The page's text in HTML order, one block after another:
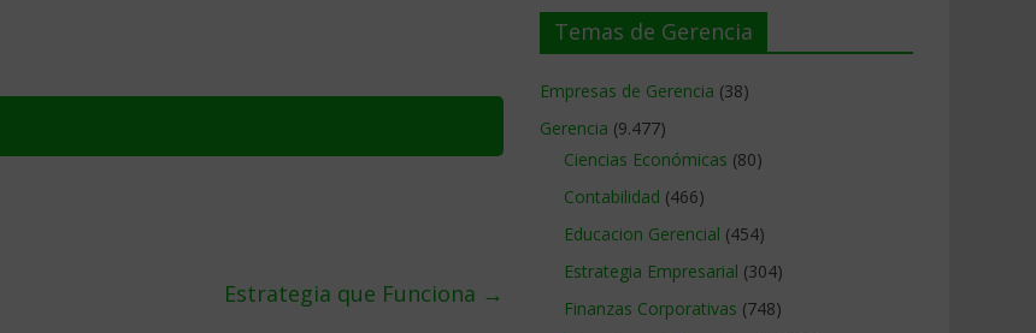
Estrategia que Funciona →
Temas de Gerencia
Empresas de Gerencia (38)
Gerencia (9.477)
Ciencias Económicas (80)
Contabilidad (466)
Educacion Gerencial (454)
Estrategia Empresarial (304)
Finanzas Corporativas (748)